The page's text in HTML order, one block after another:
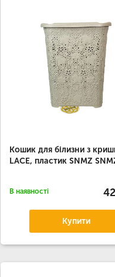
Кошик для білизни з
LACE, пластик SNMZ
В наявності
Купити